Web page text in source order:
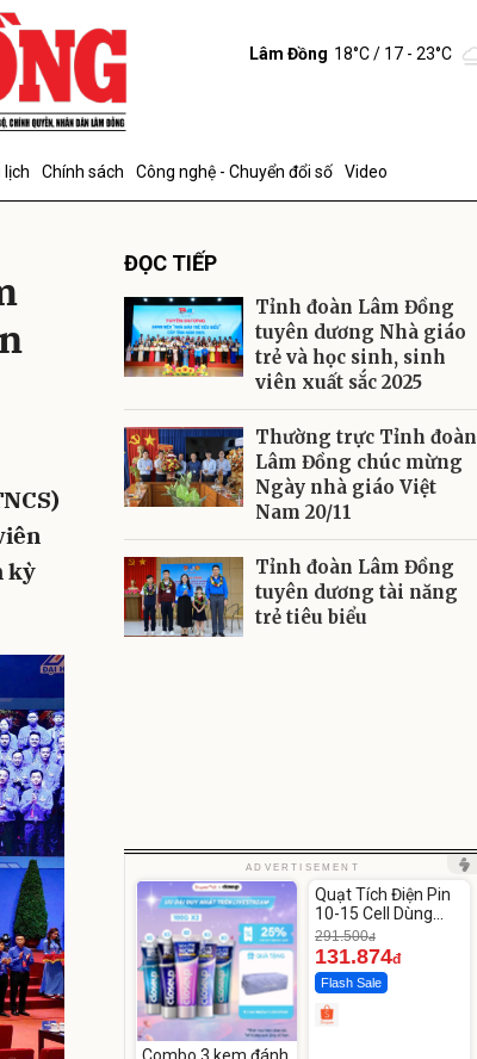
Lâm Đồng 18°C/ 17 - 23°C
lịch Chính sách Công nghệ - Chuyển đổi số Video
kỳ
ĐỌC TIẾP
Tỉnh đoàn Lâm Đồng
tuyên dương Nhà giáo
trẻ và học sinh, sinh
viên xuất sắc 2025
Thường trực Tỉnh đoàn
Lâm Đồng chúc mừng
Ngày nhà giáo Việt
Nam 20/11
Tỉnh đoàn Lâm Đồng
tuyên dương tài năng
trẻ tiêu biểu
ADVERTISEMENT
-54%
Unmute
Quạt Tích Điện Pin
10-15 Cell Dùng
Liên Tục 4-8H
291.500đ
131.874đ
Flash Sale